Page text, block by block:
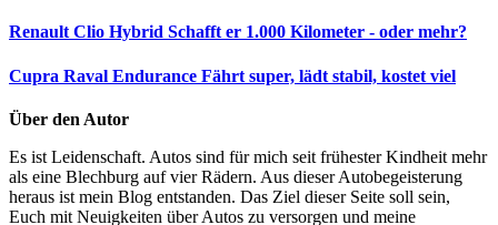
Renault Clio Hybrid Schafft er 1.000 Kilometer - oder mehr?
Cupra Raval Endurance Fährt super, lädt stabil, kostet viel
Über den Autor
Es ist Leidenschaft. Autos sind für mich seit frühester Kindheit mehr
als eine Blechburg auf vier Rädern. Aus dieser Autobegeisterung
heraus ist mein Blog entstanden. Das Ziel dieser Seite soll sein,
Euch mit Neuigkeiten über Autos zu versorgen und meine